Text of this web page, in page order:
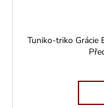
Tuniko-triko